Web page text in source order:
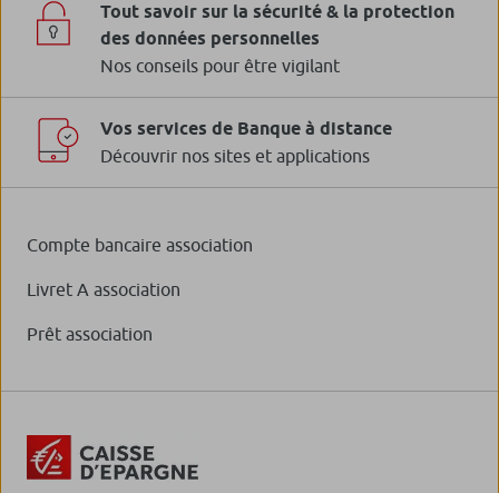
Tout savoir sur la sécurité & la protection
des données personnelles
Nos conseils pour être vigilant
Vos services de Banque à distance
Découvrir nos sites et applications
Compte bancaire association
Livret A association
Prêt association